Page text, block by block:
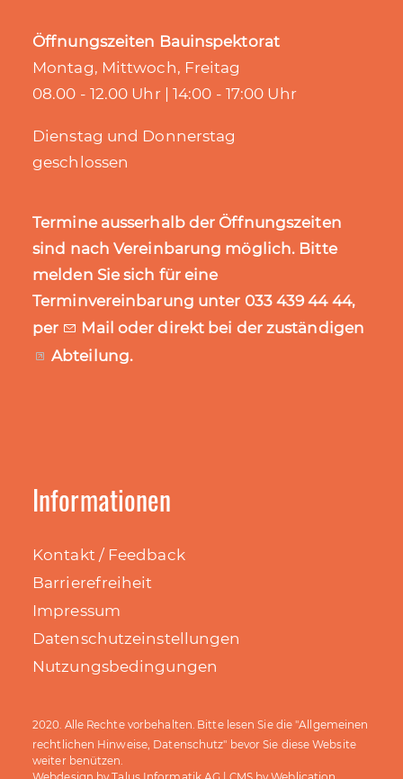
Öffnungszeiten Bauinspektorat
Montag, Mittwoch, Freitag
08.00 - 12.00 Uhr | 14:00 - 17:00 Uhr
Dienstag und Donnerstag
geschlossen
Termine ausserhalb der Öffnungszeiten
sind nach Vereinbarung möglich. Bitte
melden Sie sich für eine
Terminvereinbarung unter 033 439 44 44,
per
Mail oder direkt bei der zuständigen
Abteilung.
Informationen
Kontakt / Feedback
Barrierefreiheit
Impressum
Datenschutzeinstellungen
Nutzungsbedingungen
2020. Alle Rechte vorbehalten. Bitte lesen Sie die "Allgemeinen
rechtlichen Hinweise, Datenschutz" bevor Sie diese Website
weiter benützen.